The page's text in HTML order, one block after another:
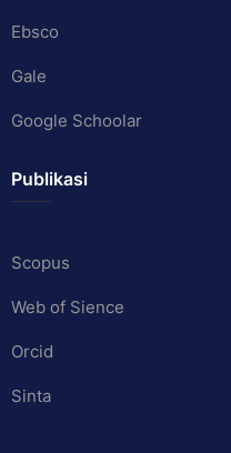
Ebsco
Gale
Google Schoolar
Publikasi
Scopus
Web of Sience
Orcid
Sinta